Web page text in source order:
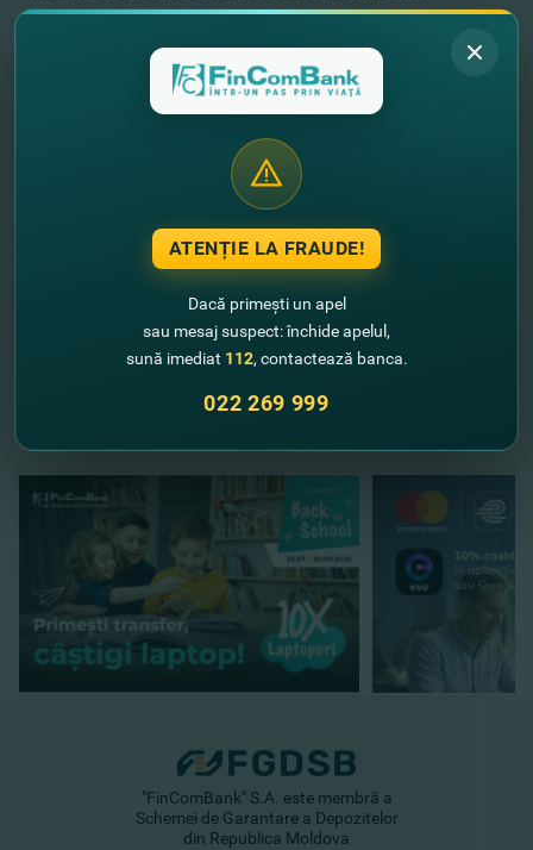
Alege cel mai potrivit card Mastercard pentru tine AICI.
Bucură-te de promoţii cu adevărat exclusive de la
FinComBank şi Mastercard!
Vreai să afli despre toate ofertele
DETALII
tel.: (+373-22) 26-99-99
www.fincombank.com
Alte noutăţi
"FinComBank" S.A. este membră a
Schemei de Garantare a Depozitelor
din Republica Moldova
ATENȚIE LA FRAUDE!
Dacă primești un apel
sau mesaj suspect: închide apelul,
sună imediat 112, contactează banca.
022 269 999